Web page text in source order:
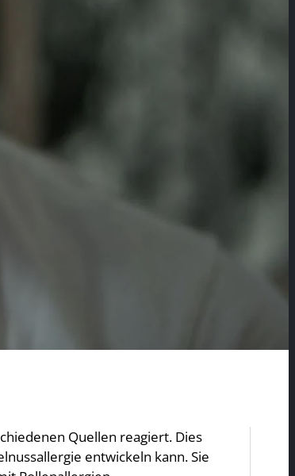
Quellen reagiert. Dies
entwickeln kann. Sie